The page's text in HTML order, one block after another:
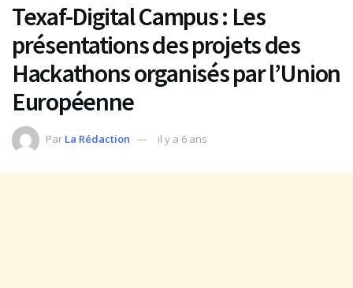
Texaf-Digital Campus : Les
présentations des projets des
Hackathons organisés par l’Union
Européenne
Par La Rédaction il y a 6 ans